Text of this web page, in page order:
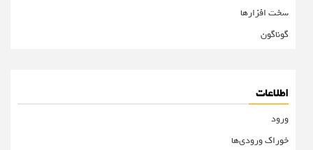
سخت افزارها
گوناگون
اطلاعات
ورود
خوراک ورودی‌ها